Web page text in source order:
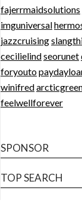
fajerrmaidsolutions
imguniversal
jazzcruising
cecilielindseorunet
foryouto
winifred
feelwellforever
SPONSOR
TOP SEARCH